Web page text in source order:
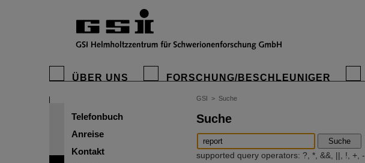
ÜBER UNS FORSCHUNG/BESCHLEUNIGER
Telefonbuch
Anreise
Kontakt
GSI > Suche
Suche
Suche
supported query operators: ?, *, &&, ||, !, +, -